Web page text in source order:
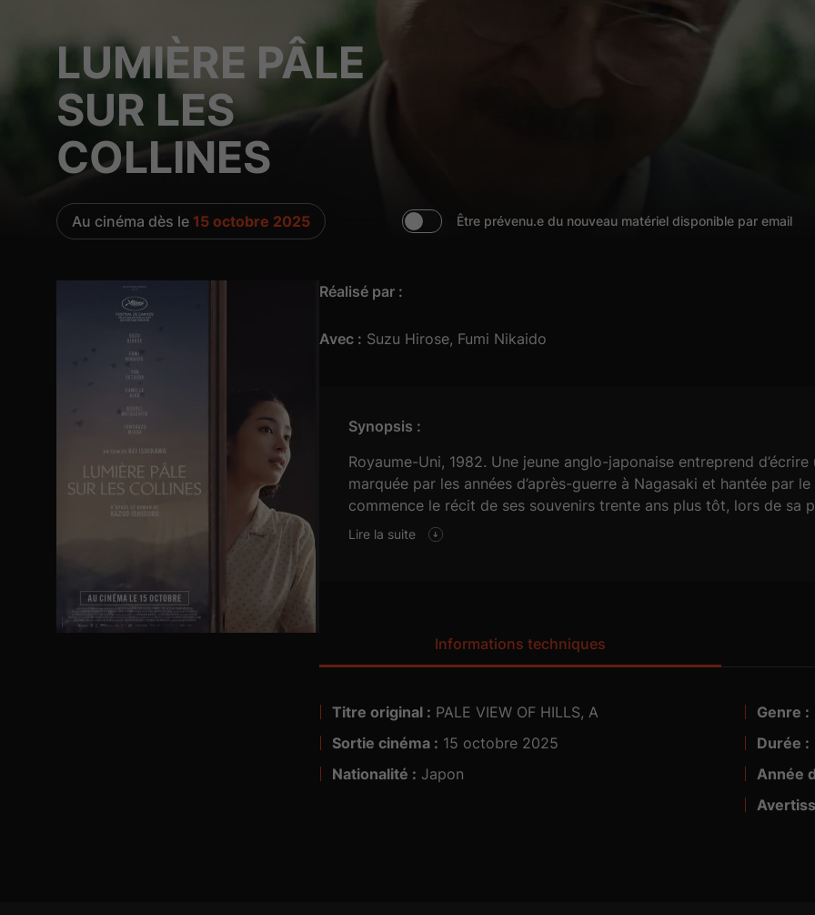
LUMIÈRE PÂLE
SUR LES
COLLINES
Au cinéma dès le 15 octobre 2025 Être prévenu.e du nouveau matériel disponible par email
Réalisé par :
Avec : Suzu Hirose, Fumi Nikaido
Synopsis :
Royaume-Uni, 1982. Une jeune anglo-japonaise entreprend
marquée par les années d’après-guerre à Nagasaki et hantée par
commence le récit de ses souvenirs trente ans plus tôt, lors de sa
d'amitié avec la plus solitaire de ses voisines, Sachiko, une jeune
Lire la suite
Informations techniques
Titre original : PALE VIEW OF HILLS, A
Sortie cinéma : 15 octobre 2025
Nationalité : Japon
Genre :
Durée :
Année
Visa n° :